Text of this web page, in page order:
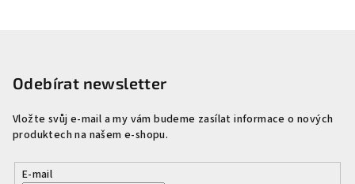
Odebírat newsletter
Vložte svůj e-mail a my vám budeme zasílat informace o nových
produktech na našem e-shopu.
E-mail